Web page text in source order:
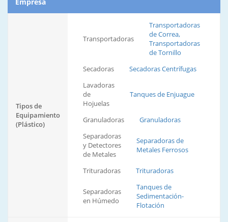
Tipos de
Equipamiento
(Plástico)
Transportadoras
Transportadoras
de Correa,
Transportadoras
de Tornillo
Secadoras
Secadoras Centrífugas
Lavadoras
de
Hojuelas
Tanques de Enjuague
Granuladoras
Granuladoras
Separadoras
y Detectores
de Metales
Separadoras de
Metales Ferrosos
Trituradoras Trituradoras
Separadoras
en Húmedo
Tanques de
Sedimentación-
Flotación